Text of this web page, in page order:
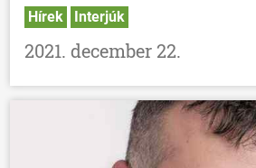
Hírek Interjúk
2021. december 22.